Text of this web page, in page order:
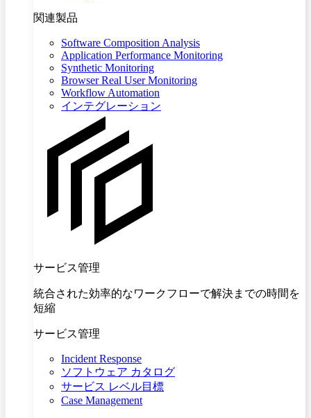
関連製品
Software Composition Analysis
Application Performance Monitoring
Synthetic Monitoring
Browser Real User Monitoring
Workflow Automation
インテグレーション
サービス管理
統合された効率的なワークフローで解決までの時間を
短縮
サービス管理
Incident Response
ソフトウェア カタログ
サービス レベル目標
Case Management